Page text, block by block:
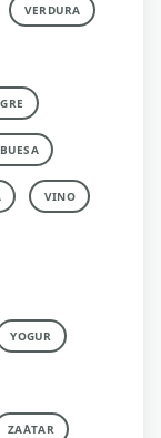
VERDURA
VINO
YOGUR
ZA´ATAR